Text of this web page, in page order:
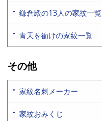
鎌倉殿の13人の家紋一覧
青天を衝けの家紋一覧
その他
家紋名刺メーカー
家紋おみくじ